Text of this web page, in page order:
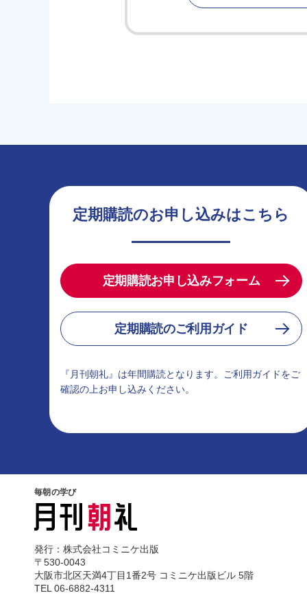
定期購読のお申し込みはこちら
定期購読お申し込みフォーム
定期購読のご利用ガイド
『月刊朝礼』は年間購読となります。ご利用ガイドをご
確認の上お申し込みください。
毎朝の学び
発行：株式会社コミニケ出版
〒530-0043
大阪市北区天満4丁目1番2号 コミニケ出版ビル 5階
TEL 06-6882-4311